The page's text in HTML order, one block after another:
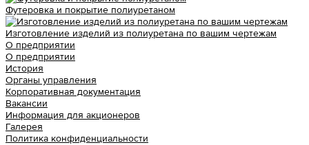
Футеровка и покрытие полиуретаном
Изготовление изделий из полиуретана по вашим чертежам
О предприятии
О предприятии
История
Органы управления
Корпоративная документация
Вакансии
Информация для акционеров
Галерея
Политика конфиденциальности